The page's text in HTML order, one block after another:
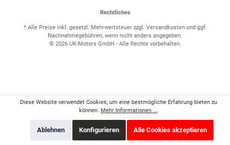
Rechtliches
* Alle Preise inkl. gesetzl. Mehrwertsteuer zzgl. Versandkostenund ggf.
Nachnahmegebühren, wenn nicht anders angegeben.
© 2026 UK-Motors GmbH - Alle Rechte vorbehalten.
Diese Website verwendet Cookies, um eine bestmögliche Erfahrung bieten zu
können. Mehr Informationen ...
Ablehnen Konfigurieren Alle Cookies akzeptieren